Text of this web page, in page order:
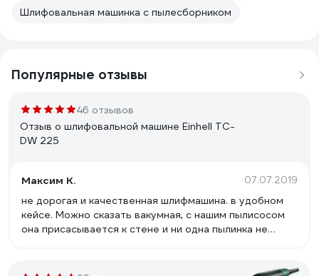
Шлифовальная машинка с пылесборником
Популярные отзывы
46 отзывов
Отзыв о шлифовальной машине Einhell TC-
DW 225
Максим К. 07.07.2019
не дорогая и качественная шлифмашина. в удобном
кейсе. Можно сказать вакумная, с нашим пылисосом
она присасывается к стене и ни одна пылинка не